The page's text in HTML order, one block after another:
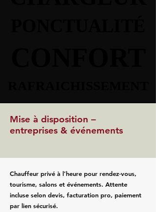
Mise à disposition –
entreprises & événements
Chauffeur privé à l’heure pour rendez‑vous,
tourisme, salons et événements. Attente
incluse selon devis, facturation pro, paiement
par lien sécurisé.